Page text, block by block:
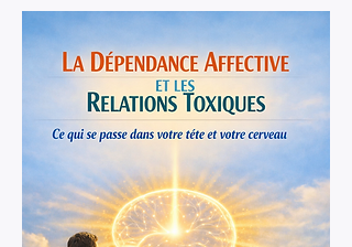
Pour passez commande:
merci de m'envoyer un
mail à
christophedesbonnetac
@gmail.com
avec la référence de